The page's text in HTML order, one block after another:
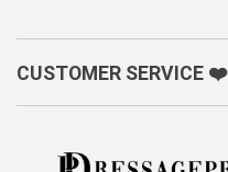
CUSTOMER SERVICE ❤️